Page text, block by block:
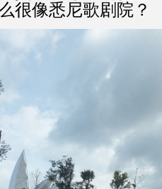
很像悉尼歌剧院？